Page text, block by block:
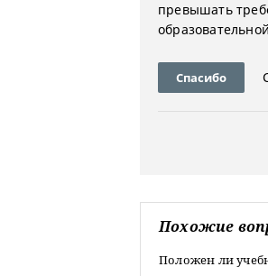
превышать
Спасибо
Похожие
Положен ли